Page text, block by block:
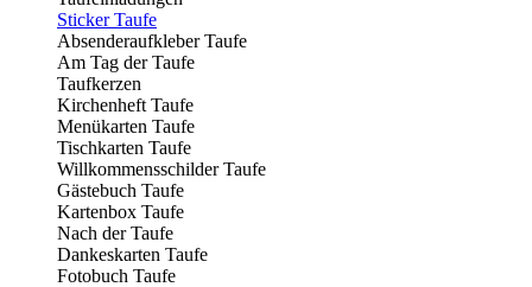
Sticker Taufe
Absenderaufkleber Taufe
Am Tag der Taufe
Taufkerzen
Kirchenheft Taufe
Menükarten Taufe
Tischkarten Taufe
Willkommensschilder Taufe
Gästebuch Taufe
Kartenbox Taufe
Nach der Taufe
Dankeskarten Taufe
Fotobuch Taufe